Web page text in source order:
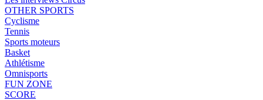
OTHER SPORTS
Cyclisme
Tennis
Sports moteurs
Basket
Athlétisme
Omnisports
FUN ZONE
SCORE